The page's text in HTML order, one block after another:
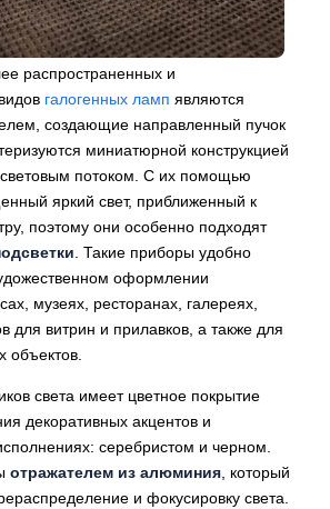
распространенных и
галогенных ламп являются
создающие направленный пучок
миниатюрной конструкцией
потоком. С их помощью
яркий свет, приближенный к
поэтому они особенно подходят
. Такие приборы удобно
оформлении
музеях, ресторанах, галереях,
для витрин и прилавков, а также для
объектов.
света имеет цветное покрытие
декоративных акцентов и
серебристом и черном.
отражателем из алюминия, который
и фокусировку света.